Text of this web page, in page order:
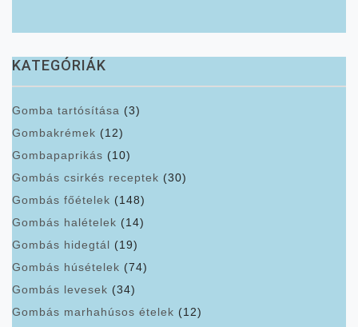
KATEGÓRIÁK
Gomba tartósítása (3)
Gombakrémek (12)
Gombapaprikás (10)
Gombás csirkés receptek (30)
Gombás főételek (148)
Gombás halételek (14)
Gombás hidegtál (19)
Gombás húsételek (74)
Gombás levesek (34)
Gombás marhahúsos ételek (12)